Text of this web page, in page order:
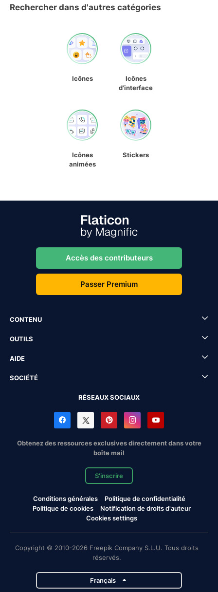
Rechercher dans d'autres catégories
Icônes
Icônes
d'interface
Icônes
animées
Stickers
Accès des contributeurs
Passer Premium
CONTENU
OUTILS
AIDE
SOCIÉTÉ
RÉSEAUX SOCIAUX
Obtenez des ressources exclusives directement dans votre
boîte mail
S'inscrire
Conditions générales
Politique de confidentialité
Politique de cookies
Notification de droits d'auteur
Cookies settings
Copyright © 2010-2026 Freepik Company S.L.U. Tous droits
réservés.
Français